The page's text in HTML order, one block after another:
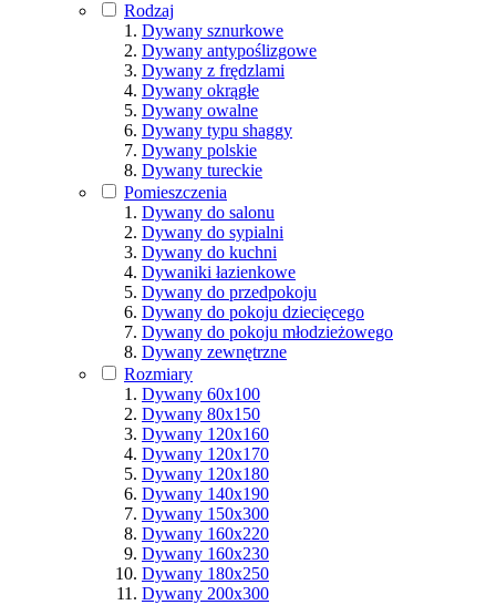
Rodzaj
Dywany sznurkowe
Dywany antypoślizgowe
Dywany z frędzlami
Dywany okrągłe
Dywany owalne
Dywany typu shaggy
Dywany polskie
Dywany tureckie
Pomieszczenia
Dywany do salonu
Dywany do sypialni
Dywany do kuchni
Dywaniki łazienkowe
Dywany do przedpokoju
Dywany do pokoju dziecięcego
Dywany do pokoju młodzieżowego
Dywany zewnętrzne
Rozmiary
Dywany 60x100
Dywany 80x150
Dywany 120x160
Dywany 120x170
Dywany 120x180
Dywany 140x190
Dywany 150x300
Dywany 160x220
Dywany 160x230
Dywany 180x250
Dywany 200x300